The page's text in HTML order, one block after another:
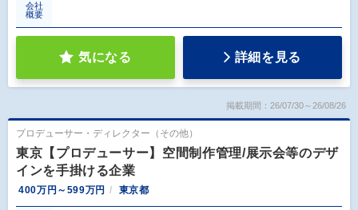
会社
概要
気になる 詳細を見る
掲載期間：26/07/30～26/08/26
プロデューサー・ディレクター（その他）
東京【プロデューサー】空間制作管理/展示会等のデザ
インを手掛ける企業
400万円～599万円 東京都